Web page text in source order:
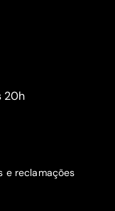
20h
e reclamações